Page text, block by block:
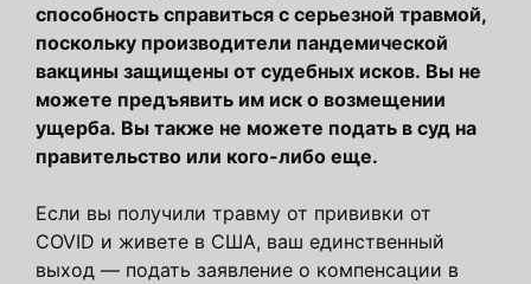
способность справиться с серьезной травмой,
поскольку производители пандемической
вакцины защищены от судебных исков. Вы не
можете предъявить им иск о возмещении
ущерба. Вы также не можете подать в суд на
правительство или кого-либо еще.
Если вы получили травму от прививки от
COVID и живете в США, ваш единственный
выход — подать заявление о компенсации в